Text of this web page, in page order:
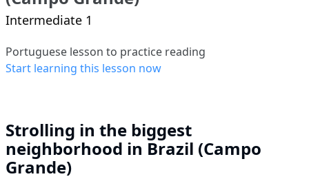
Intermediate 1
Portuguese lesson to practice reading
Start learning this lesson now
Strolling in the biggest
neighborhood in Brazil (Campo
Grande)